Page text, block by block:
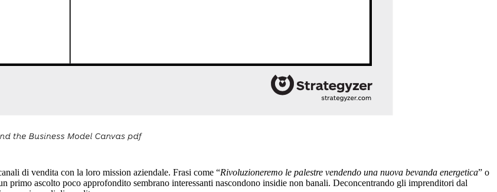
di vendita con la loro mission aziendale. Frasi come “Rivoluzioneremo le palestre vendendo una nuova bevanda energetica” o
primo ascolto poco approfondito sembrano interessanti nascondono insidie non banali. Deconcentrando gli imprenditori dal